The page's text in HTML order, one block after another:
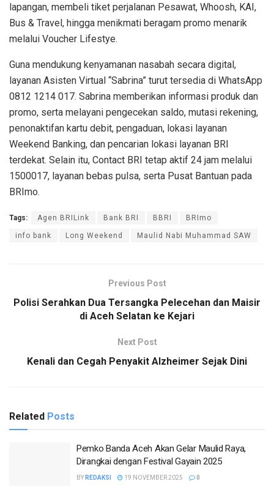
lapangan, membeli tiket perjalanan Pesawat, Whoosh, KAI,
Bus & Travel, hingga menikmati beragam promo menarik
melalui Voucher Lifestye.
Guna mendukung kenyamanan nasabah secara digital,
layanan Asisten Virtual “Sabrina” turut tersedia di WhatsApp
0812 1214 017. Sabrina memberikan informasi produk dan
promo, serta melayani pengecekan saldo, mutasi rekening,
penonaktifan kartu debit, pengaduan, lokasi layanan
Weekend Banking, dan pencarian lokasi layanan BRI
terdekat. Selain itu, Contact BRI tetap aktif 24 jam melalui
1500017, layanan bebas pulsa, serta Pusat Bantuan pada
BRImo.
Tags: Agen BRILink Bank BRI BBRI BRImo
info bank Long Weekend Maulid Nabi Muhammad SAW
Previous Post
Polisi Serahkan Dua Tersangka Pelecehan dan Maisir
di Aceh Selatan ke Kejari
Next Post
Kenali dan Cegah Penyakit Alzheimer Sejak Dini
Related Posts
Pemko Banda Aceh Akan Gelar Maulid Raya,
Dirangkai dengan Festival Gayain 2025
BY REDAKSI 19 NOVEMBER 2025 0